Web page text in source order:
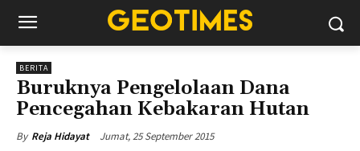
BERITA
Buruknya Pengelolaan Dana
Pencegahan Kebakaran Hutan
By Reja Hidayat Jumat, 25 September 2015